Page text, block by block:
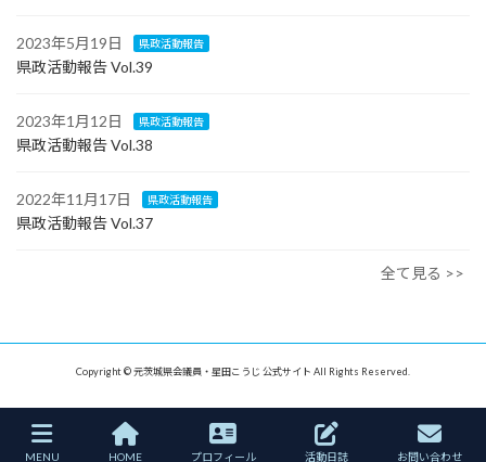
2023年5月19日 県政活動報告
県政活動報告 Vol.39
2023年1月12日 県政活動報告
県政活動報告 Vol.38
2022年11月17日 県政活動報告
県政活動報告 Vol.37
全て見る >>
Copyright © 元茨城県会議員・星田こうじ 公式サイト All Rights Reserved.
MENU HOME プロフィール 活動日誌 お問い合わせ